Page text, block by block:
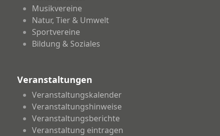
Musikvereine
Natur, Tier & Umwelt
Sportvereine
Bildung & Soziales
Veranstaltungen
Veranstaltungskalender
Veranstaltungshinweise
Veranstaltungsberichte
Veranstaltung eintragen